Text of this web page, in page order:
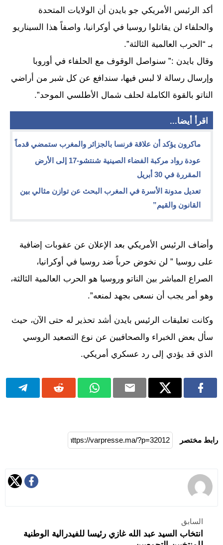
أكد الرئيس الأمريكي جو بايدن أن الولايات المتحدة
والحلفاء لن يقاتلوا روسيا في أوكرانيا، واصفاً هذا السيناريو
بـ “الحرب العالمية الثالثة”.
وقال بايدن :” سنواصل الوقوف مع الحلفاء في أوروبا
وإرسال رسالة لا لبس فيها، سندافع عن كل شبر من أراضي
الناتو بالقوة الكاملة لحلف شمال الأطلسي الموحد”.
اقرأ أيضا...
ماكرون يؤكد أن علاقة فرنسا بالجزائر والمغرب ستمضي قدماً
عودة رواد مركبة الفضاء الصينية شنتشو-17 إلى الأرض
المقررة في 30 أبريل
تعديل مدونة الأسرة في المغرب البحث عن توازن مثالي بين
القانون والقيم”
وأضاف الرئيس الأمريكي بعد الإعلان عن عقوبات إضافية
على روسيا ” لن نخوض حرباً ضد روسيا في أوكرانيا،
الصراع المباشر بين الناتو وروسيا هو الحرب العالمية الثالثة،
وهو أمر يجب أن نسعى بجهد لمنعه”.
وكانت تعليقات الرئيس بايدن أشد تحذير له حتى الآن، حيث
سأل بعض الخبراء والصحافيين عن نوع التصعيد الروسي
الذي قد يؤدي إلى رد عسكري أمريكي.
رابط مختصر
السابق
انتخاب السيد عبد الله غازي رئيسا للفيدرالية الوطنية